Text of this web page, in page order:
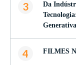
3
Da
Generativa
4 FILMES